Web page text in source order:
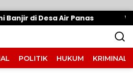
Air Panas Warung
POLITIK HUKUM KRIMINAL